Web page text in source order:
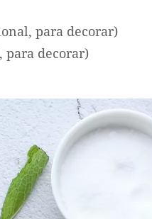
para decorar)
para decorar)